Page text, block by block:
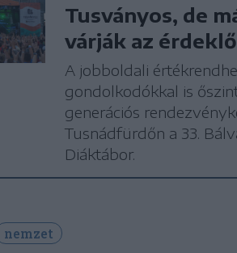
Tusványos, de
várják az
A jobboldali
gondolkodókkal is
generációs
Tusnádfürdőn a 33.
Diáktábor.
nemzet